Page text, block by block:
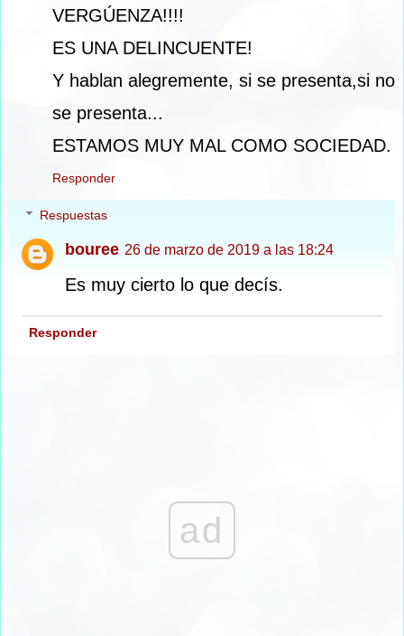
VERGÚENZA!!!!
ES UNA DELINCUENTE!
Y hablan alegremente, si se presenta,si no
se presenta...
ESTAMOS MUY MAL COMO SOCIEDAD.
Responder
Respuestas
bouree 26 de marzo de 2019 a las 18:24
Es muy cierto lo que decís.
Responder
ad